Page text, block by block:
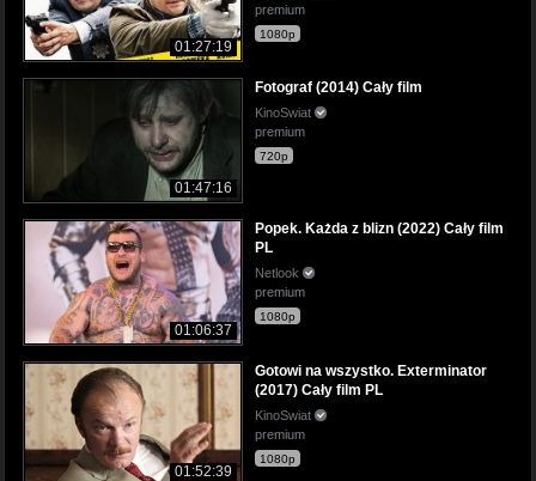
01:27:19
premium
1080p
01:47:16
Fotograf (2014) Cały film
KinoSwiat
premium
720p
01:06:37
Popek. Każda z blizn (2022) Cały film
PL
Netlook
premium
1080p
01:52:39
Gotowi na wszystko. Exterminator
(2017) Cały film PL
KinoSwiat
premium
1080p